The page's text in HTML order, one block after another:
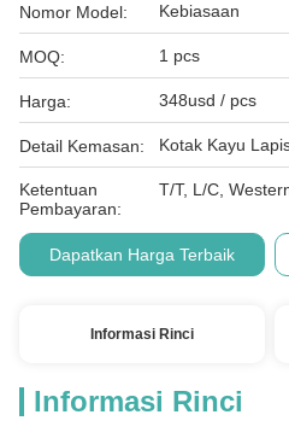
Nomor Model: Kebiasaan
MOQ: 1 pcs
Harga: 348usd / pcs
Detail Kemasan: Kotak Kayu
Ketentuan
Pembayaran:
T/T, L/C,
Dapatkan Harga Terbaik
Informasi Rinci
Informasi Rinci